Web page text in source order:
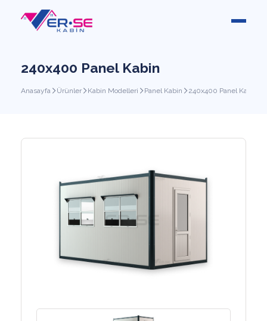
240x400 Panel Kabin
Anasayfa Ürünler Kabin Modelleri Panel Kabin 240x400 Panel Kabin